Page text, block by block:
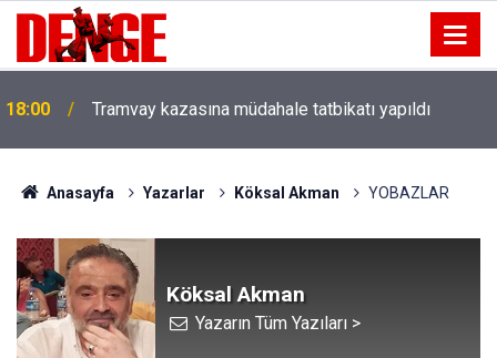
18:00 Tramvay kazasına müdahale tatbikatı yapıldı
Anasayfa Yazarlar Köksal Akman YOBAZLAR
Köksal Akman
Yazarın Tüm Yazıları >